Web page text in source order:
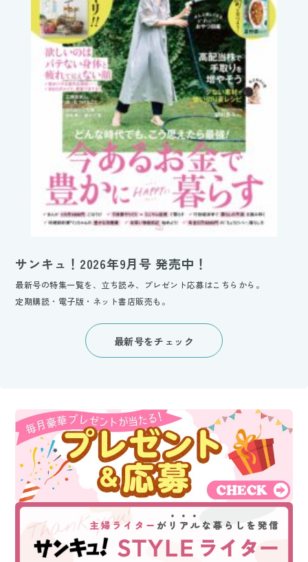
サンキュ！2026年9月号 発売中！
最新号の特集一覧を、立ち読み、プレゼント応募はこちらから。
定期購読・電子版・ネット書店販売も。
最新号をチェック